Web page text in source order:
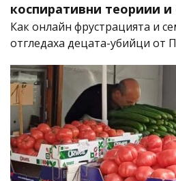
коспиративни теориии
Как онлайн фрустрацията и
отгледаха децата-убийци от